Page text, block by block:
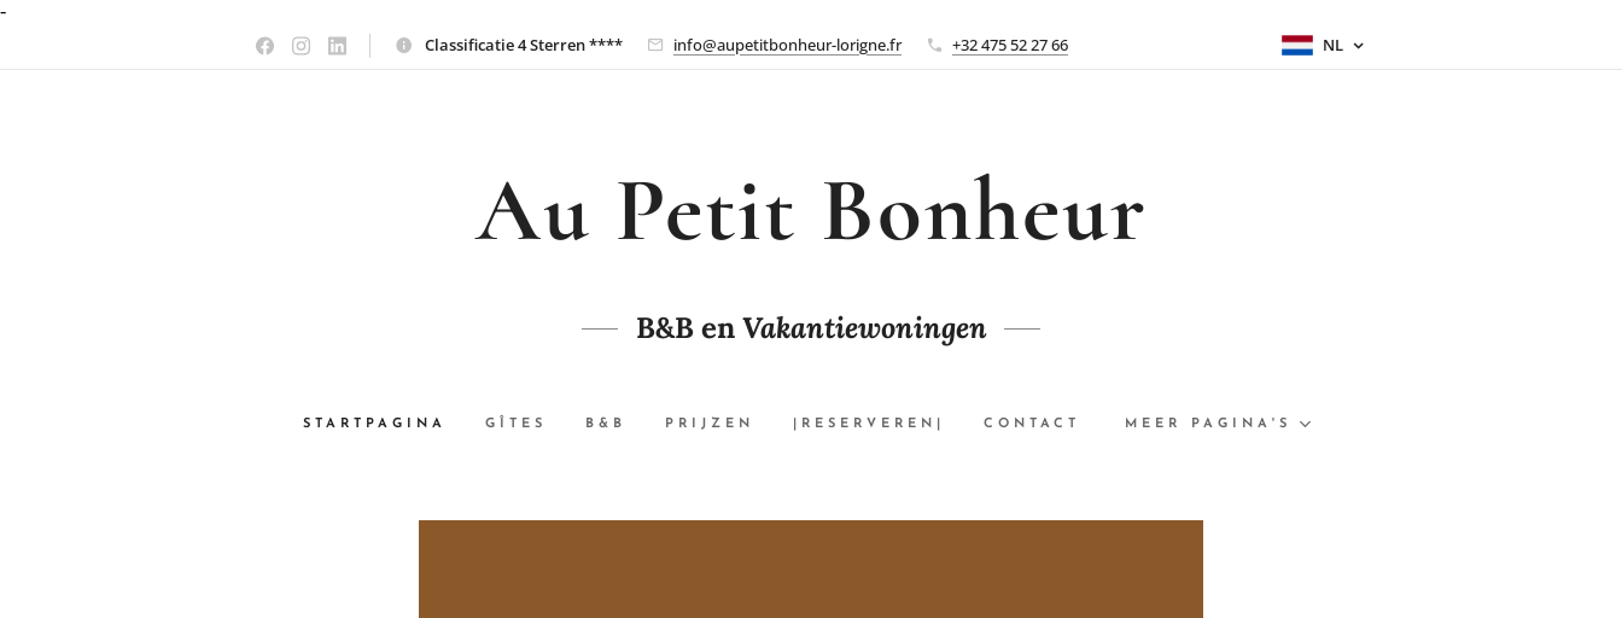
-
Classificatie 4 Sterren **** info@aupetitbonheur-lorigne.fr +32 475 52 27 66 NL
Au Petit Bonheur
B&B enVakantiewoningen
STARTPAGINA GÎTES B&B PRIJZEN |RESERVEREN| CONTACT MEER PAGINA'S